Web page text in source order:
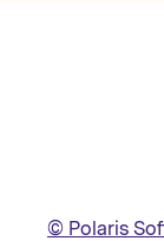
© Polaris